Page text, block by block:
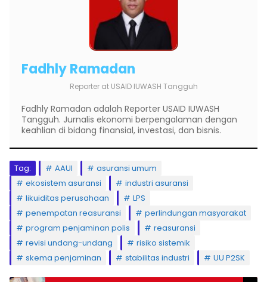
Fadhly Ramadan
Reporter at USAID IUWASH Tangguh
Fadhly Ramadan adalah Reporter USAID IUWASH
Tangguh. Jurnalis ekonomi berpengalaman dengan
keahlian di bidang finansial, investasi, dan bisnis.
Tag: AAUI
asuransi umum
ekosistem asuransi
industri asuransi
likuiditas perusahaan
LPS
penempatan reasuransi
perlindungan masyarakat
program penjaminan polis
reasuransi
revisi undang-undang
risiko sistemik
skema penjaminan
stabilitas industri UU P2SK